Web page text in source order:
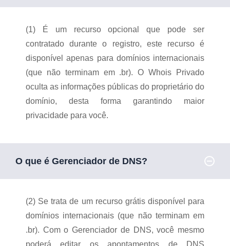
(1) É um recurso opcional que pode ser
contratado durante o registro, este recurso é
disponível apenas para domínios internacionais
(que não terminam em .br). O Whois Privado
oculta as informações públicas do proprietário do
domínio, desta forma garantindo maior
privacidade para você.
O que é Gerenciador de DNS?
(2) Se trata de um recurso grátis disponível para
domínios internacionais (que não terminam em
.br). Com o Gerenciador de DNS, você mesmo
poderá editar os apontamentos de DNS